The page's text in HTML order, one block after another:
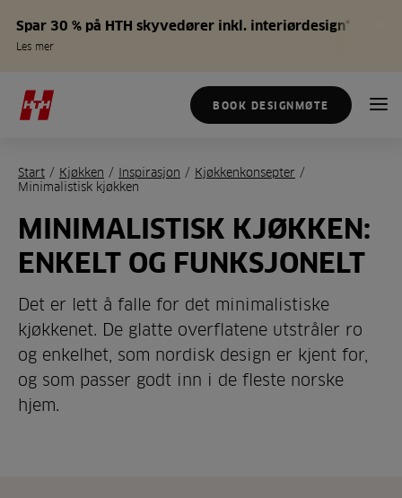
Spar 30 % på HTH skyvedører inkl. interiørdesign*
Les mer
BOOK DESIGNMØTE
Start / Kjøkken / Inspirasjon / Kjøkkenkonsepter /
Minimalistisk kjøkken
MINIMALISTISK KJØKKEN:
ENKELT OG FUNKSJONELT
Det er lett å falle for det minimalistiske
kjøkkenet. De glatte overflatene utstråler ro
og enkelhet, som nordisk design er kjent for,
og som passer godt inn i de fleste norske
hjem.